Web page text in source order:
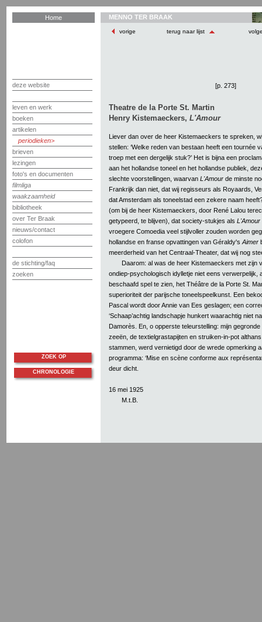
Home
deze website
leven en werk
boeken
artikelen
periodieken
brieven
lezingen
foto's en documenten
filmliga
waakzaamheid
bibliotheek
over Ter Braak
nieuws/contact
colofon
de stichting/faq
zoeken
MENNO TER BRAAK
vorige terug naar lijst
[p. 273]
Theatre de la Porte St. Martin
Henry Kistemaeckers, L'Amour
Liever dan over de heer Kistemaeckers te spreken,
stellen: ‘Welke reden van bestaan heeft een tournée
troep met een dergelijk stuk?’ Het is bijna een
aan het hollandse toneel en het hollandse publiek,
slechte voorstellingen, waarvan L'Amour de minste
Frankrijk dan niet, dat wij regisseurs als Royaards,
dat Amsterdam als toneelstad een zekere naam
(om bij de heer Kistemaeckers, door René Lalou
getypeerd, te blijven), dat society-stukjes als L'Amour
vroegere Comoedia veel stijlvoller zouden worden
hollandse en franse opvattingen van Géraldy's Aimer
meerderheid van het Centraal-Theater, dat wij nog
Daarom: al was de heer Kistemaeckers met zijn
ondiep-psychologisch idylletje niet eens verwerpelijk,
beschaafd spel te zien, het Théâtre de la Porte St.
superioriteit der parijsche toneelspeelkunst. Een
Pascal wordt door Annie van Ees geslagen; een
‘Schaap’achtig landschapje hunkert waarachtig niet
Damorès. En, o opperste teleurstelling: mijn
zeeën, de textielgrastapijten en struiken-in-pot
stammen, werd vernietigd door de wrede opmerking
programma: ‘Mise en scène conforme aux
deur dicht.
16 mei 1925
M.t.B.
ZOEK OP
CHRONOLOGIE